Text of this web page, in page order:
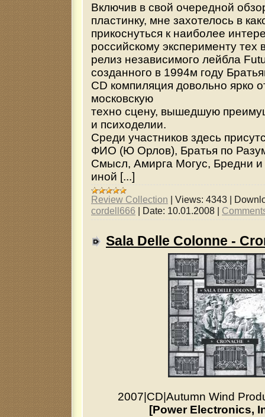
Включив в свой очередной
пластинку, мне захотелось в
прикоснуться к наиболее
российскому эксперименту тех
релиз независимого лейбла
созданного в 1994м году
CD компиляция довольно ярко
московскую
техно сцену, вышедшую
и психоделии.
Среди участников здесь
ФИО (Ю Орлов), Братья по
Смысл, Амирга Могус, Бредни
иной [...]
Review Collection | Views: 4343 |
cordell666 | Date: 10.01.2008 |
Sala Delle Colonne -
2007 CD Autumn Wind
[Power Electronics,